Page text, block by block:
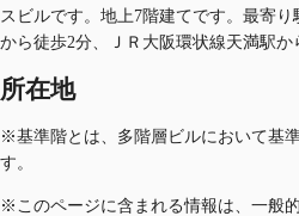
スビルです。地上7階建てです。最寄り
から徒歩2分、ＪＲ大阪環状線天満駅か
所在地
※基準階とは、多階層ビルにおいて基
す。
※このページに含まれる情報は、一般